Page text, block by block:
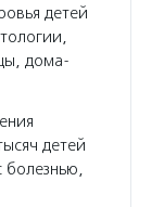
детей
дома-
детей
болезнью,